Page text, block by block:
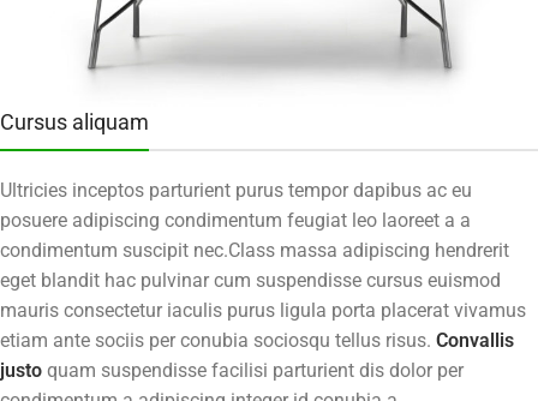
Cursus aliquam
Ultricies inceptos parturient purus tempor dapibus ac eu
posuere adipiscing condimentum feugiat leo laoreet a a
condimentum suscipit nec.Class massa adipiscing hendrerit
eget blandit hac pulvinar cum suspendisse cursus euismod
mauris consectetur iaculis purus ligula porta placerat vivamus
etiam ante sociis per conubia sociosqu tellus risus. Convallis
justo quam suspendisse facilisi parturient dis dolor per